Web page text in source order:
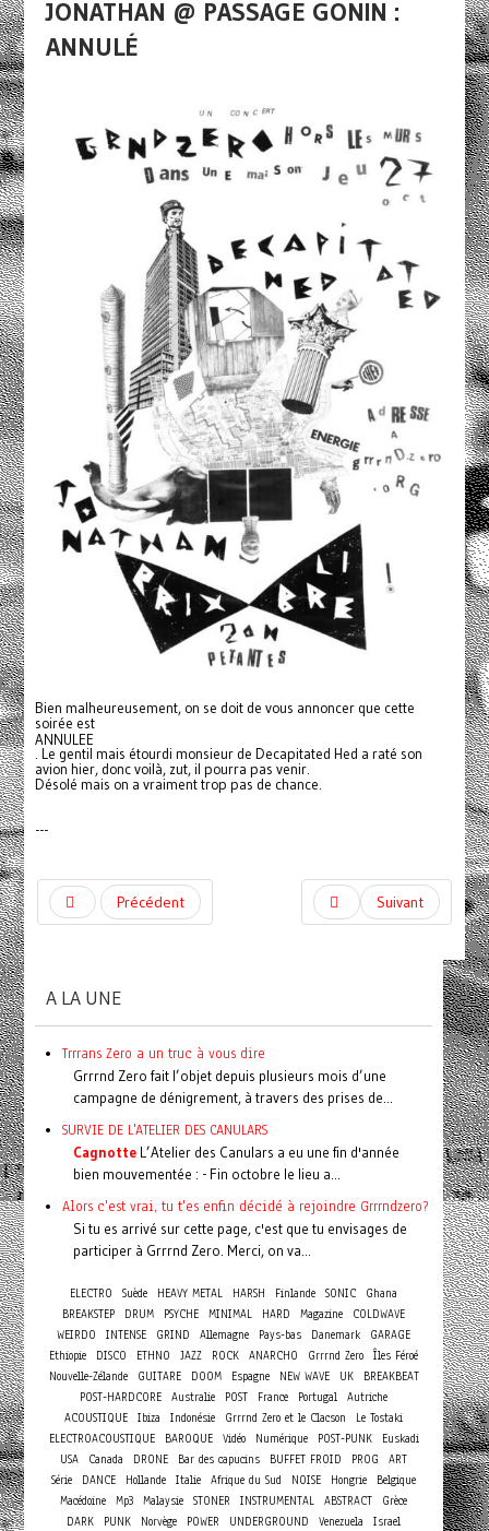
JONATHAN @ PASSAGE GONIN :
ANNULÉ
Bien malheureusement, on se doit de vous annoncer que cette
soirée est
ANNULEE
. Le gentil mais étourdi monsieur de Decapitated Hed a raté son
avion hier, donc voilà, zut, il pourra pas venir.
Désolé mais on a vraiment trop pas de chance.
---
Précédent Suivant
A LA UNE
Trrrans Zero a un truc à vous dire
Grrrnd Zero fait l’objet depuis plusieurs mois d’une
campagne de dénigrement, à travers des prises de...
SURVIE DE L'ATELIER DES CANULARS
CagnotteL’Atelier des Canulars a eu une fin d'année
bien mouvementée : - Fin octobre le lieu a...
Alors c'est vrai, tu t'es enfin décidé à rejoindre Grrrndzero?
Si tu es arrivé sur cette page, c'est que tu envisages de
participer à Grrrnd Zero. Merci, on va...
ELECTRO Suède HEAVY METAL HARSH Finlande SONIC
Ghana
BREAKSTEP
DRUM PSYCHE MINIMAL HARD Magazine
COLDWAVE
WEIRDO
INTENSE GRIND Allemagne Pays-bas Danemark
GARAGE
Ethiopie
DISCO ETHNO JAZZ ROCK ANARCHO Grrrnd Zero Îles Féroé
Nouvelle-Zélande
GUITARE DOOM Espagne NEW WAVE UK
BREAKBEAT
POST-HARDCORE Australie POST France Portugal Autriche
ACOUSTIQUE Ibiza Indonésie Grrrnd Zero et le Clacson
Le Tostaki
ELECTROACOUSTIQUE
BAROQUE Vidéo Numérique POST-PUNK
Euskadi
USA
Canada DRONE Bar des capucins BUFFET FROID PROG
ART
Série
DANCE Hollande Italie Afrique du Sud NOISE Hongrie
Belgique
Macédoine Mp3 Malaysie STONER INSTRUMENTAL ABSTRACT
Grèce
DARK
PUNK Norvège POWER UNDERGROUND Venezuela
Israel